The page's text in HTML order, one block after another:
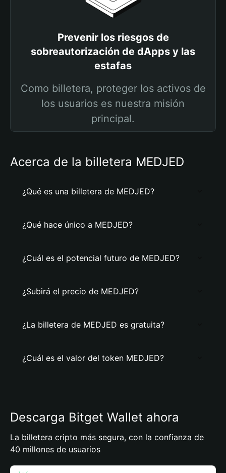
Prevenir los riesgos de
sobreautorización de dApps y las
estafas
Como billetera, proteger los activos de
los usuarios es nuestra misión
principal.
Acerca de la billetera MEDJED
¿Qué es una billetera de MEDJED?
¿Qué hace único a MEDJED?
¿Cuál es el potencial futuro de MEDJED?
¿Subirá el precio de MEDJED?
¿La billetera de MEDJED es gratuita?
¿Cuál es el valor del token MEDJED?
Descarga Bitget Wallet ahora
La billetera cripto más segura, con la confianza de
40 millones de usuarios